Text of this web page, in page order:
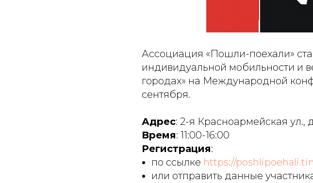
Ассоциация «Пошли-поехали»
индивидуальной мобильности и
городах» на Международной
сентября.
Адрес: 2-я Красноармейская ул.,
Время: 11:00-16:00
Регистрация:
по ссылке https://
или отправить данные